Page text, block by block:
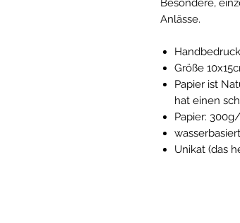
Besondere,
Anlässe.
Größe
Papier ist
hat einen
Papier:
Unikat (das